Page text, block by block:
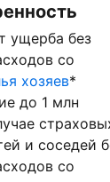
ущерба без
со
хозяев*
до 1 млн
и соседей
со